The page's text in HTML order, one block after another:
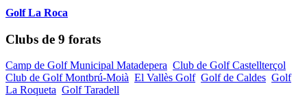
Golf La Roca
Clubs de 9 forats
Camp de Golf Municipal Matadepera Club de Golf Castellterçol
Club de Golf Montbrú-Moià El Vallès Golf Golf de Caldes Golf
La Roqueta Golf Taradell